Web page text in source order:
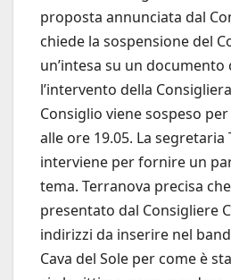
proposta annunciata dal
chiede la sospensione del
un’intesa su un
l’intervento della
Consiglio viene sospeso
alle ore 19.05. La segretaria
interviene per fornire un
tema. Terranova precisa
presentato dal Consigliere
indirizzi da inserire nel
Cava del Sole per come è